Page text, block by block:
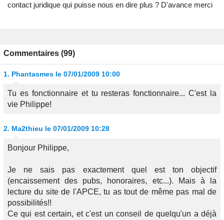
contact juridique qui puisse nous en dire plus ? D'avance merci
Commentaires (99)
1. Phantasmes le 07/01/2009 10:00
Tu es fonctionnaire et tu resteras fonctionnaire... C'est la
vie Philippe!
2. Ma2thieu le 07/01/2009 10:28
Bonjour Philippe,
Je ne sais pas exactement quel est ton objectif
(encaissement des pubs, honoraires, etc...). Mais à la
lecture du site de l'APCE, tu as tout de même pas mal de
possibilités!!
Ce qui est certain, et c'est un conseil de quelqu'un a déjà